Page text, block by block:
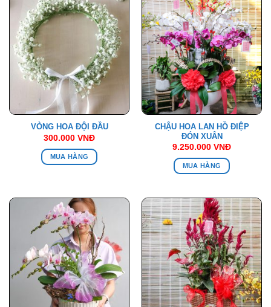
VÒNG HOA ĐỘI ĐẦU
300.000 VNĐ
MUA HÀNG
CHẬU HOA LAN HỒ ĐIỆP
ĐÓN XUÂN
9.250.000 VNĐ
MUA HÀNG